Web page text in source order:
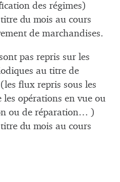
des régimes)
du mois au cours
de marchandises.
pas repris sur les
au titre de
flux repris sous les
opérations en vue ou
ou de réparation… )
du mois au cours